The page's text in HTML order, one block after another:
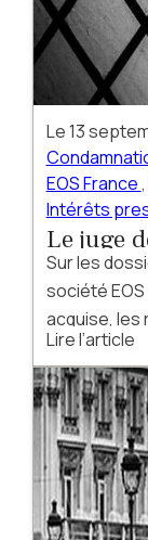
Le13
EOS France,
Intérêts
Le juge
EOS
Sur les
société
acquise, les
n'ayant pas
initial,
en paiement
Lire l’article